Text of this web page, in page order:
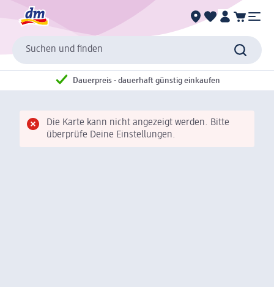
Suchen und finden
Dauerpreis - dauerhaft günstig einkaufen
Die Karte kann nicht angezeigt werden. Bitte
überprüfe Deine Einstellungen.